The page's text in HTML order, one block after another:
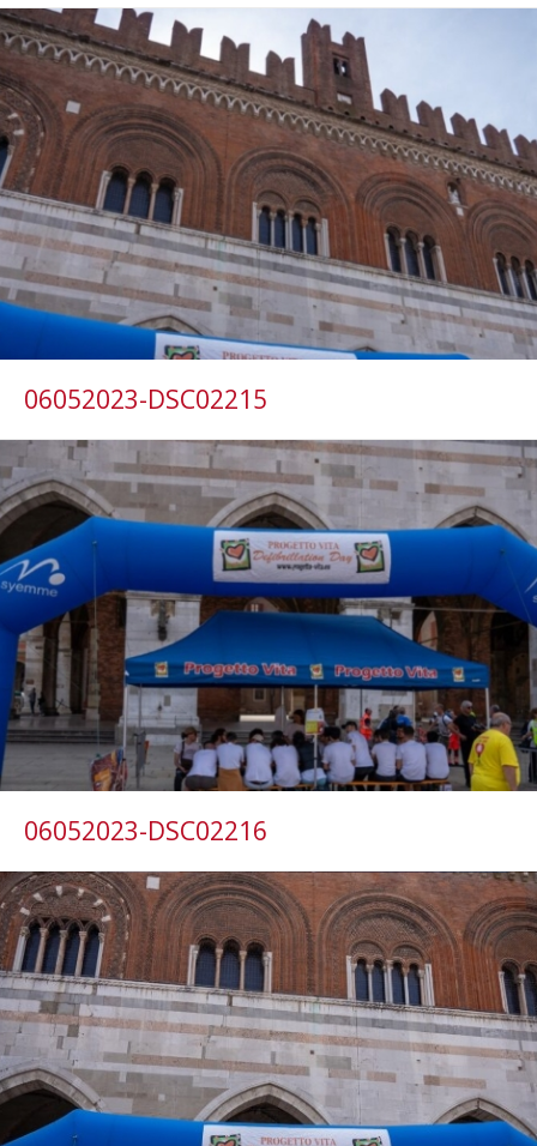
06052023-DSC02215
06052023-DSC02216